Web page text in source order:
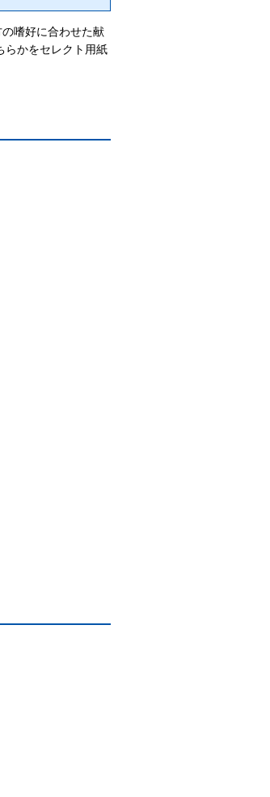
嗜好に合わせた献
らかをセレクト用紙